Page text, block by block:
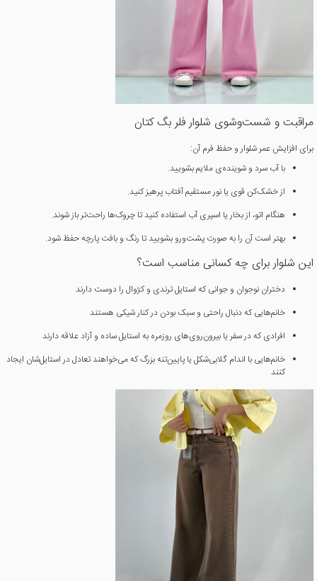
مراقبت و شست‌وشوی شلوار فلر بگ کتان
برای افزایش عمر شلوار و حفظ فرم آن:
با آب سرد و شوینده‌ی ملایم بشویید.
از خشک‌کن قوی یا نور مستقیم آفتاب پرهیز کنید.
هنگام اتو، از بخار یا اسپری آب استفاده کنید تا چروک‌ها راحت‌تر باز شوند.
بهتر است آن را به صورت پشت‌ورو بشویید تا رنگ و بافت پارچه حفظ شود.
این شلوار برای چه کسانی مناسب است؟
دختران نوجوان و جوانی که استایل ترندی و کژوال را دوست دارند
خانم‌هایی که دنبال راحتی و سبک بودن در کنار شیکی هستند
افرادی که در سفر یا بیرون‌روی‌های روزمره به استایل ساده و آزاد علاقه دارند
خانم‌هایی با اندام گلابی‌شکل یا پایین‌تنه بزرگ که می‌خواهند تعادل در استایل‌شان ایجاد
کنند